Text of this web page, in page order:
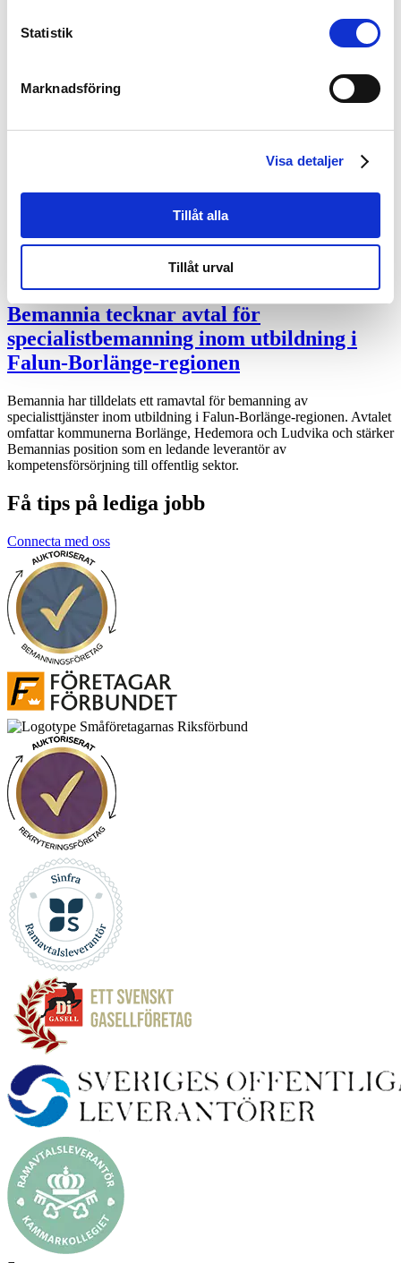
Statistik
Marknadsföring
Visa detaljer
Tillåt alla
Tillåt urval
Bemannia tecknar avtal med KTH för
växeltelefonister med kort inställelsetid
Bemannia har tilldelats ett ramavtal med Kungliga Tekniska
Avtalet löper från den 18 juni 2026 till den 17 juni 2028, med
möjlighet till förlängning i ytterligare två år genom optioner om 1+1
Bemannia tecknar avtal för
specialistbemanning inom utbildning i
Falun-Borlänge-regionen
Bemannia har tilldelats ett ramavtal för bemanning av
specialisttjänster inom utbildning i Falun-Borlänge-regionen. Avtalet
omfattar kommunerna Borlänge, Hedemora och Ludvika och stärker
Bemannias position som en ledande leverantör av
kompetensförsörjning till offentlig sektor.
Få tips på lediga jobb
Connecta med oss